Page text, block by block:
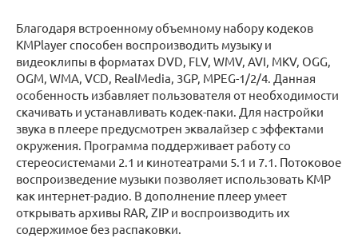
Благодаря встроенному объемному набору кодеков
KMPlayer способен воспроизводить музыку и
видеоклипы в форматах DVD, FLV, WMV, AVI, MKV, OGG,
OGM, WMA, VCD, RealMedia, 3GP, MPEG-1/2/4. Данная
особенность избавляет пользователя от необходимости
скачивать и устанавливать кодек-паки. Для настройки
звука в плеере предусмотрен эквалайзер с эффектами
окружения. Программа поддерживает работу со
стереосистемами 2.1 и кинотеатрами 5.1 и 7.1. Потоковое
воспроизведение музыки позволяет использовать KMP
как интернет-радио. В дополнение плеер умеет
открывать архивы RAR, ZIP и воспроизводить их
содержимое без распаковки.